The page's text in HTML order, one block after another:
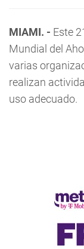
MIAMI. - Este
Mundial del
varias
realizan
uso adecuado.